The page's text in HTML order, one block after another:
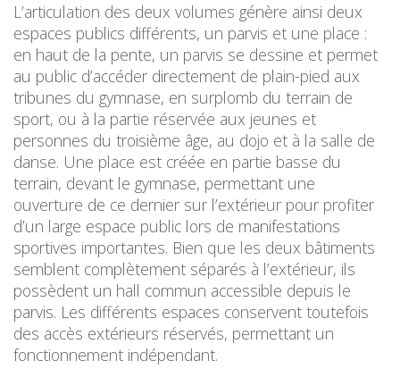
L’articulation des deux volumes génère ainsi deux
espaces publics différents, un parvis et une place :
en haut de la pente, un parvis se dessine et permet
au public d’accéder directement de plain-pied aux
tribunes du gymnase, en surplomb du terrain de
sport, ou à la partie réservée aux jeunes et
personnes du troisième âge, au dojo et à la salle de
danse. Une place est créée en partie basse du
terrain, devant le gymnase, permettant une
ouverture de ce dernier sur l’extérieur pour profiter
d’un large espace public lors de manifestations
sportives importantes. Bien que les deux bâtiments
semblent complètement séparés à l’extérieur, ils
possèdent un hall commun accessible depuis le
parvis. Les différents espaces conservent toutefois
des accès extérieurs réservés, permettant un
fonctionnement indépendant.